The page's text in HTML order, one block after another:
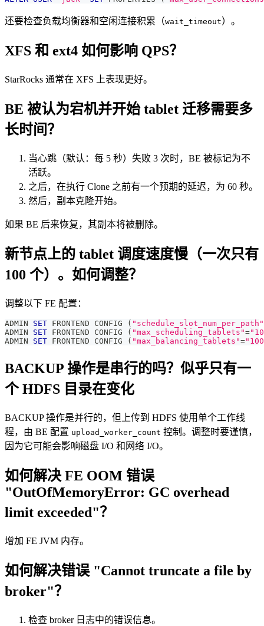
还要检查负载均衡器和空闲连接积累（wait_timeout）。
XFS 和 ext4 如何影响 QPS？
StarRocks 通常在 XFS 上表现更好。
BE 被认为宕机并开始 tablet 迁移需要多
长时间？
当心跳（默认：每 5 秒）失败 3 次时，BE 被标记为不
活跃。
之后，在执行 Clone 之前有一个预期的延迟，为 60 秒。
然后，副本克隆开始。
如果 BE 后来恢复，其副本将被删除。
新节点上的 tablet 调度速度慢（一次只有
100 个）。如何调整？
调整以下 FE 配置：
ADMIN SET FRONTEND CONFIG ( "schedule_slot_num_per_path"
ADMIN SET FRONTEND CONFIG ( "max_scheduling_tablets"=
ADMIN SET FRONTEND CONFIG ( "max_balancing_tablets"=
BACKUP 操作是串行的吗？似乎只有一
个 HDFS 目录在变化
BACKUP 操作是并行的，但上传到 HDFS 使用单个工作线
程，由 BE 配置 upload_worker_count 控制。调整时要谨慎，
因为它可能会影响磁盘 I/O 和网络 I/O。
如何解决 FE OOM 错误
"OutOfMemoryError: GC overhead
limit exceeded"？
增加 FE JVM 内存。
如何解决错误 "Cannot truncate a file by
broker"？
检查 broker 日志中的错误信息。